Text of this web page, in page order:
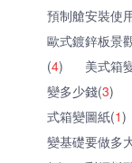
預制艙安裝使
歐式鍍鋅板景
(4) 美式箱
變多少錢(3)
式箱變圖紙(1)
變基礎要做多